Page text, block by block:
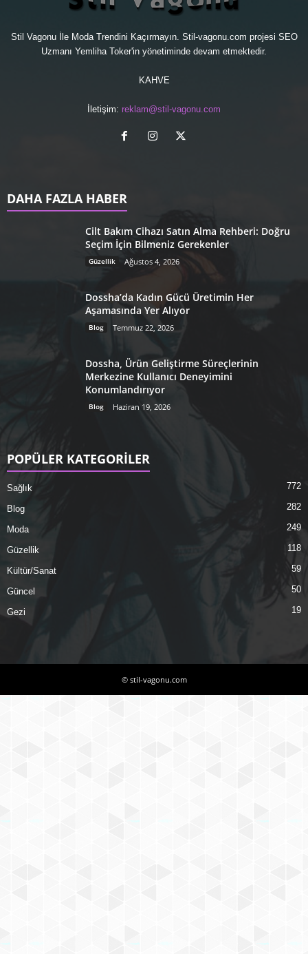
Stil Vagonu İle Moda Trendini Kaçırmayın. Stil-vagonu.com projesi SEO
Uzmanı Yemliha Toker'in yönetiminde devam etmektedir.
KAHVE
İletişim: reklam@stil-vagonu.com
DAHA FAZLA HABER
Cilt Bakım Cihazı Satın Alma Rehberi: Doğru
Seçim İçin Bilmeniz Gerekenler
Güzellik Ağustos 4, 2026
Dossha’da Kadın Gücü Üretimin Her
Aşamasında Yer Alıyor
Blog Temmuz 22, 2026
Dossha, Ürün Geliştirme Süreçlerinin
Merkezine Kullanıcı Deneyimini
Konumlandırıyor
Blog Haziran 19, 2026
POPÜLER KATEGORİLER
Sağlık 772
Blog 282
Moda 249
Güzellik 118
Kültür/Sanat 59
Güncel 50
Gezi 19
© stil-vagonu.com